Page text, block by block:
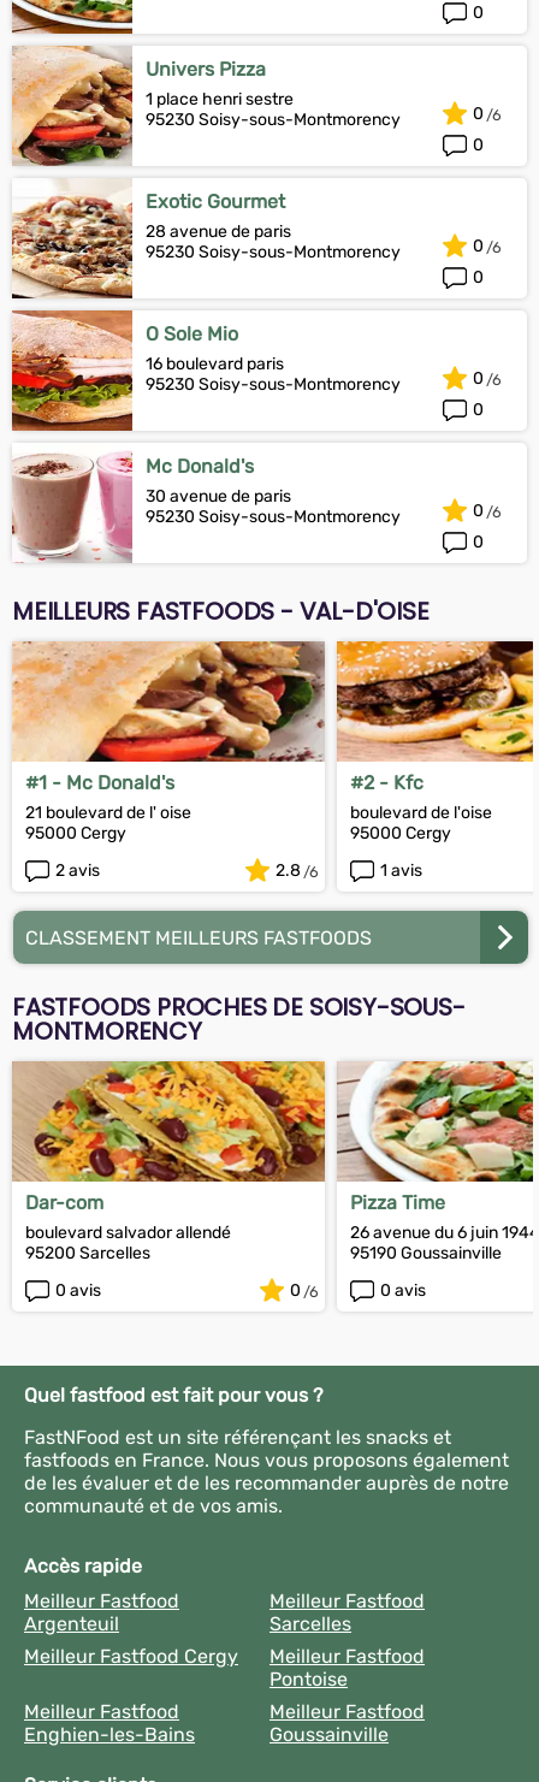
0
Univers Pizza
1 place henri sestre
95230 Soisy-sous-Montmorency
0
0
Exotic Gourmet
28 avenue de paris
95230 Soisy-sous-Montmorency
0
0
O Sole Mio
16 boulevard paris
95230 Soisy-sous-Montmorency
0
0
Mc Donald's
30 avenue de paris
95230 Soisy-sous-Montmorency
0
0
MEILLEURS FASTFOODS - VAL-D'OISE
#1 - Mc Donald's
21 boulevard de l' oise
95000 Cergy
2 avis
2.8
#2 - Kfc
boulevard de l'oise
95000 Cergy
1 avis
CLASSEMENT MEILLEURS FASTFOODS
FASTFOODS PROCHES DE SOISY-SOUS-
MONTMORENCY
Dar-com
boulevard salvador allendé
95200 Sarcelles
0 avis
0
Pizza Time
26 avenue du 6 juin 1944
95190 Goussainville
0 avis
Quel fastfood est fait pour vous ?
FastNFood est un site référençant les snacks et
fastfoods en France. Nous vous proposons également
de les évaluer et de les recommander auprès de notre
communauté et de vos amis.
Accès rapide
Meilleur Fastfood
Argenteuil
Meilleur Fastfood
Sarcelles
Meilleur Fastfood Cergy
Meilleur Fastfood
Pontoise
Meilleur Fastfood
Enghien-les-Bains
Meilleur Fastfood
Goussainville